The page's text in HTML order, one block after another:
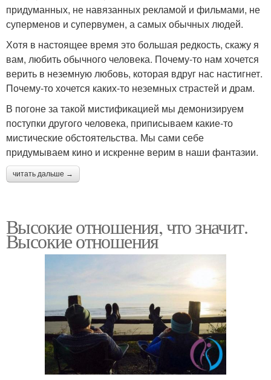
придуманных, не навязанных рекламой и фильмами, не
суперменов и супервумен, а самых обычных людей.
Хотя в настоящее время это большая редкость, скажу я
вам, любить обычного человека. Почему-то нам хочется
верить в неземную любовь, которая вдруг нас настигнет.
Почему-то хочется каких-то неземных страстей и драм.
В погоне за такой мистификацией мы демонизируем
поступки другого человека, приписываем какие-то
мистические обстоятельства. Мы сами себе
придумываем кино и искренне верим в наши фантазии.
читать дальше →
Высокие отношения, что значит.
Высокие отношения